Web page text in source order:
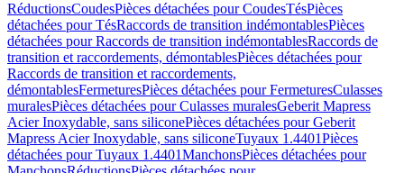
RéductionsCoudesPièces détachées pour CoudesTésPièces
détachées pour TésRaccords de transition indémontablesPièces
détachées pour Raccords de transition indémontablesRaccords de
transition et raccordements, démontablesPièces détachées pour
Raccords de transition et raccordements,
démontablesFermeturesPièces détachées pour FermeturesCulasses
muralesPièces détachées pour Culasses muralesGeberit Mapress
Acier Inoxydable, sans siliconePièces détachées pour Geberit
Mapress Acier Inoxydable, sans siliconeTuyaux 1.4401Pièces
détachées pour Tuyaux 1.4401ManchonsPièces détachées pour